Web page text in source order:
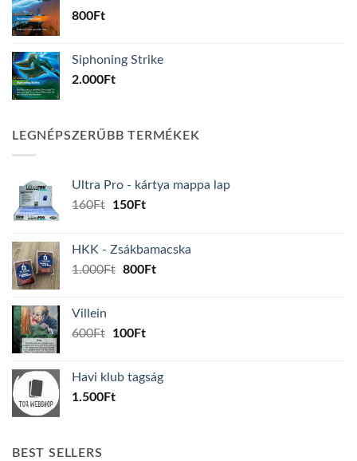
800Ft
Siphoning Strike
2.000Ft
LEGNÉPSZERŰBB TERMÉKEK
Ultra Pro - kártya mappa lap
160Ft
Original
160Ft.
150FtCurrent
150Ft.
HKK - Zsákbamacska
1.000Ft Original
800FtCurrent
Villein
600Ft
Original
600Ft.
100FtCurrent
100Ft.
Havi klub tagság
1.500Ft
BEST SELLERS